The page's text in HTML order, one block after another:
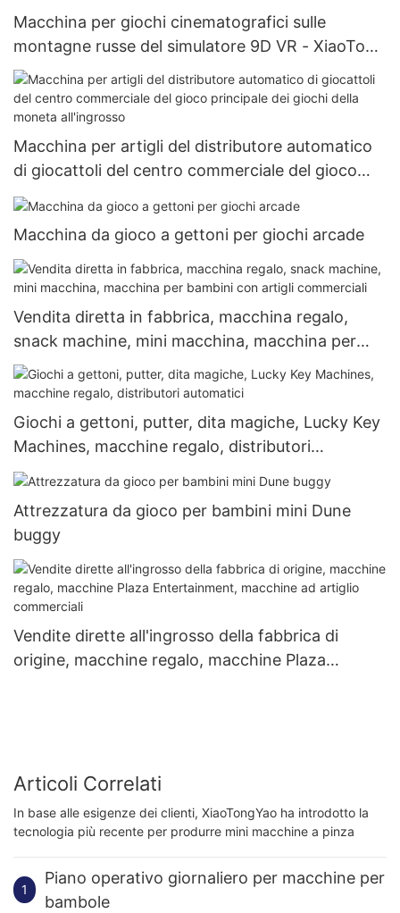
Macchina per giochi cinematografici sulle
montagne russe del simulatore 9D VR - XiaoTong
Yao
Macchina per artigli del distributore automatico
di giocattoli del centro commerciale del gioco
principale dei giochi della moneta all'ingrosso
Macchina da gioco a gettoni per giochi arcade
Vendita diretta in fabbrica, macchina regalo,
snack machine, mini macchina, macchina per
bambini con artigli commerciali
Giochi a gettoni, putter, dita magiche, Lucky Key
Machines, macchine regalo, distributori
automatici
Attrezzatura da gioco per bambini mini Dune
buggy
Vendite dirette all'ingrosso della fabbrica di
origine, macchine regalo, macchine Plaza
Articoli Correlati
In base alle esigenze dei clienti, XiaoTongYao ha introdotto la
tecnologia più recente per produrre mini macchine a pinza
1
Piano operativo giornaliero per macchine per
bambole